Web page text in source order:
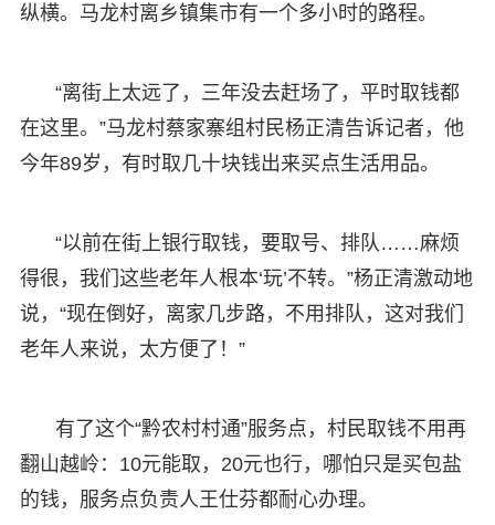
纵横。马龙村离乡镇集市有一个多小时的路程。
“离街上太远了，三年没去赶场了，平时取钱都
在这里。”马龙村蔡家寨组村民杨正清告诉记者，他
今年89岁，有时取几十块钱出来买点生活用品。
“以前在街上银行取钱，要取号、排队……麻烦
得很，我们这些老年人根本‘玩’不转。”杨正清激动地
说，“现在倒好，离家几步路，不用排队，这对我们
老年人来说，太方便了！”
有了这个“黔农村村通”服务点，村民取钱不用再
翻山越岭：10元能取，20元也行，哪怕只是买包盐
的钱，服务点负责人王仕芬都耐心办理。